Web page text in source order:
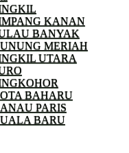
KANAN
BANYAK
MERIAH
UTARA
BAHARU
PARIS
BARU